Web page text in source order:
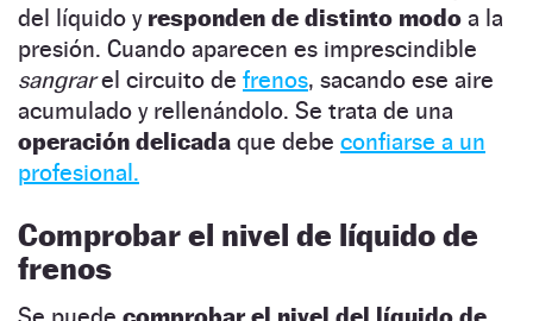
del líquido y responden de distinto modo a la
presión. Cuando aparecen es imprescindible
sangrarel circuito de frenos, sacando ese aire
acumulado y rellenándolo. Se trata de una
operación delicada que debe confiarse a un
profesional.
Comprobar el nivel de líquido de
frenos